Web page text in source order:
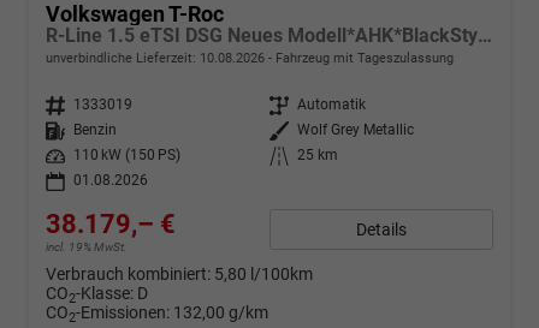
Volkswagen T-Roc
R-Line 1.5 eTSI DSG Neues Modell*AHK*BlackStyle*Matrix*19"*Android Auto*EasyOpen*SHZ*Kamera*ParkAsstPro*ACC*Keyless
unverbindliche Lieferzeit: 10.08.2026 Fahrzeug mit Tageszulassung
Fahrzeugnr. 1333019 Getriebe Automatik
Kraftstoff
Benzin Außenfarbe Wolf Grey Metallic
Leistung
110 kW (150 PS) Kilometerstand
25 km
01.08.2026
38.179,– €
incl. 19% MwSt.
Details
Verbrauch kombiniert: 5,80 l/100km
CO2-Klasse: D
CO2-Emissionen: 132,00 g/km